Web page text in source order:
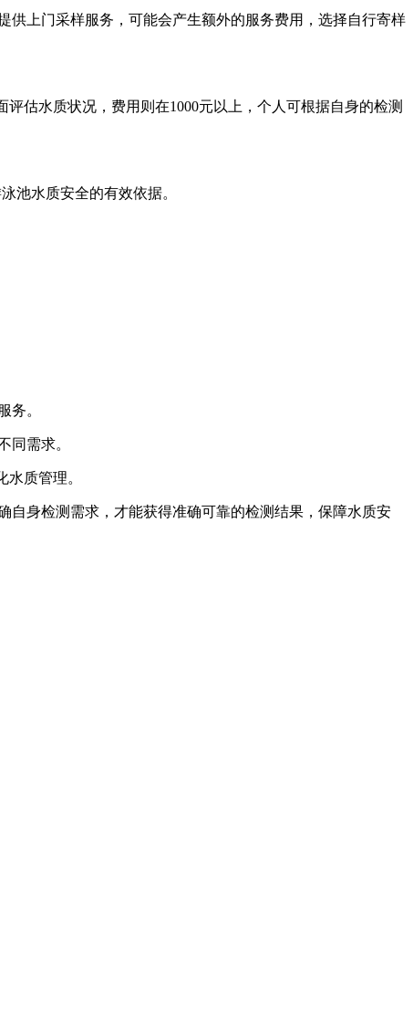
上门采样服务，可能会产生额外的服务费用，选择自行寄样
估水质状况，费用则在1000元以上，个人可根据自身的检测
水质安全的有效依据。
务。
需求。
质管理。
身检测需求，才能获得准确可靠的检测结果，保障水质安